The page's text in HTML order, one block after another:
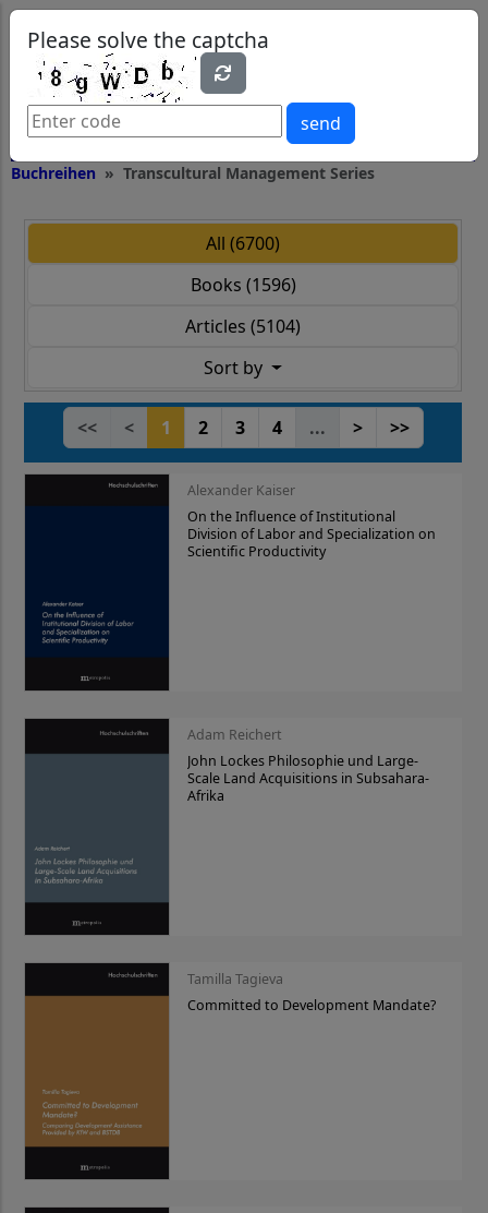
Please solve the captcha
send
Buchreihen Transcultural Management Series
All (6700)
Books (1596)
Articles (5104)
Sort by
<< < 1 2 3 4 ... > >>
Alexander Kaiser
On the Influence of Institutional
Division of Labor and Specialization on
Scientific Productivity
Adam Reichert
John Lockes Philosophie und Large-
Scale Land Acquisitions in Subsahara-
Afrika
Tamilla Tagieva
Committed to Development Mandate?